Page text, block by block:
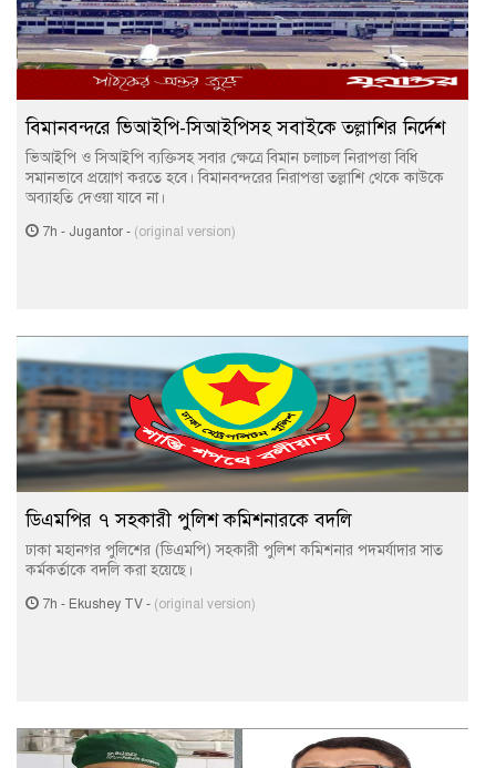
বিমানবন্দরে ভিআইপি-সিআইপিসহ সবাইকে তল্লাশির নির্দেশ
ভিআইপি ও সিআইপি ব্যক্তিসহ সবার ক্ষেত্রে বিমান চলাচল নিরাপত্তা বিধি
সমানভাবে প্রয়োগ করতে হবে। বিমানবন্দরের নিরাপত্তা তল্লাশি থেকে কাউকে
অব্যাহতি দেওয়া যাবে না।
7h - Jugantor - (original version)
ডিএমপির ৭ সহকারী পুলিশ কমিশনারকে বদলি
ঢাকা মহানগর পুলিশের (ডিএমপি) সহকারী পুলিশ কমিশনার পদমর্যাদার সাত
কর্মকর্তাকে বদলি করা হয়েছে।
7h - Ekushey TV - (original version)